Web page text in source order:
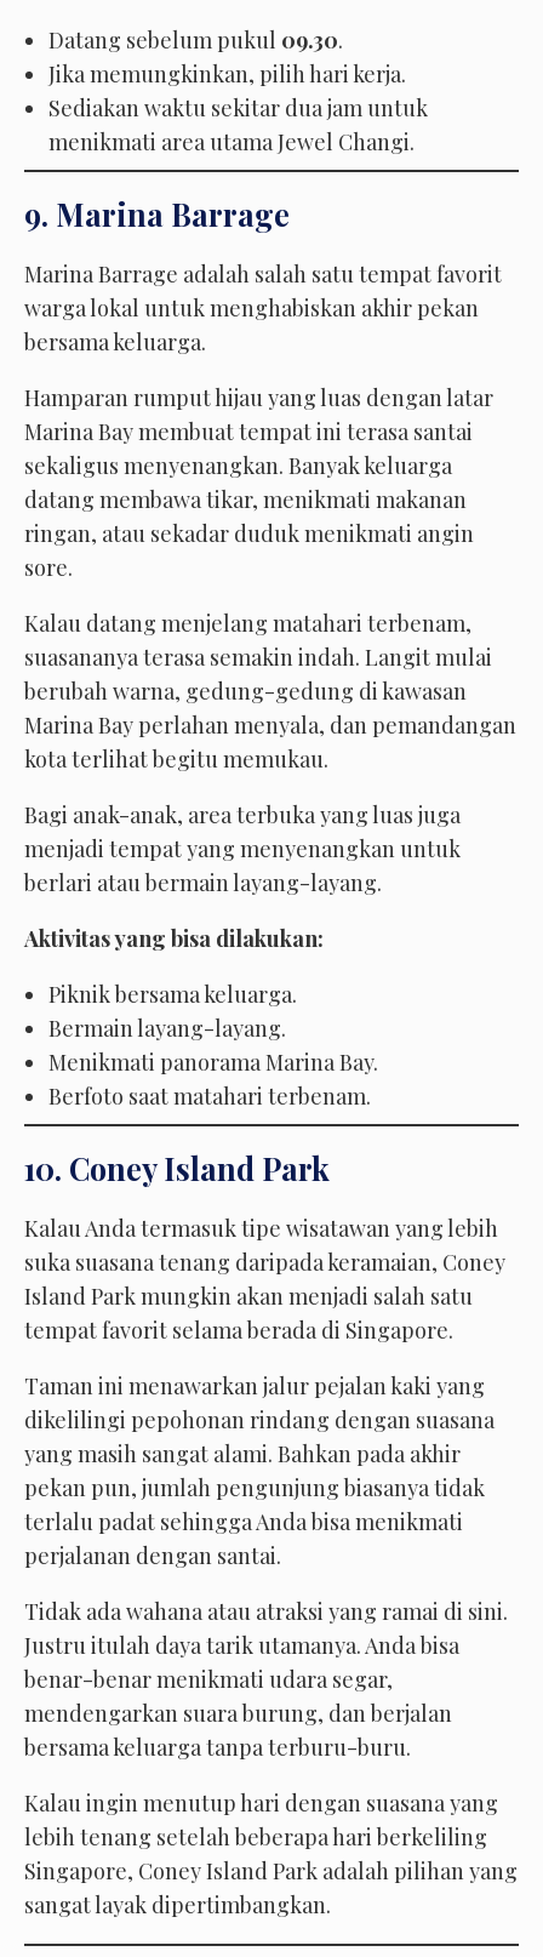
Datang sebelum pukul 09.30.
Jika memungkinkan, pilih hari kerja.
Sediakan waktu sekitar dua jam untuk
menikmati area utama Jewel Changi.
9. Marina Barrage
Marina Barrage adalah salah satu tempat favorit
warga lokal untuk menghabiskan akhir pekan
bersama keluarga.
Hamparan rumput hijau yang luas dengan latar
Marina Bay membuat tempat ini terasa santai
sekaligus menyenangkan. Banyak keluarga
datang membawa tikar, menikmati makanan
ringan, atau sekadar duduk menikmati angin
sore.
Kalau datang menjelang matahari terbenam,
suasananya terasa semakin indah. Langit mulai
berubah warna, gedung-gedung di kawasan
Marina Bay perlahan menyala, dan pemandangan
kota terlihat begitu memukau.
Bagi anak-anak, area terbuka yang luas juga
menjadi tempat yang menyenangkan untuk
berlari atau bermain layang-layang.
Aktivitas yang bisa dilakukan:
Piknik bersama keluarga.
Bermain layang-layang.
Menikmati panorama Marina Bay.
Berfoto saat matahari terbenam.
10. Coney Island Park
Kalau Anda termasuk tipe wisatawan yang lebih
suka suasana tenang daripada keramaian, Coney
Island Park mungkin akan menjadi salah satu
tempat favorit selama berada di Singapore.
Taman ini menawarkan jalur pejalan kaki yang
dikelilingi pepohonan rindang dengan suasana
yang masih sangat alami. Bahkan pada akhir
pekan pun, jumlah pengunjung biasanya tidak
terlalu padat sehingga Anda bisa menikmati
perjalanan dengan santai.
Tidak ada wahana atau atraksi yang ramai di sini.
Justru itulah daya tarik utamanya. Anda bisa
benar-benar menikmati udara segar,
mendengarkan suara burung, dan berjalan
bersama keluarga tanpa terburu-buru.
Kalau ingin menutup hari dengan suasana yang
lebih tenang setelah beberapa hari berkeliling
Singapore, Coney Island Park adalah pilihan yang
sangat layak dipertimbangkan.